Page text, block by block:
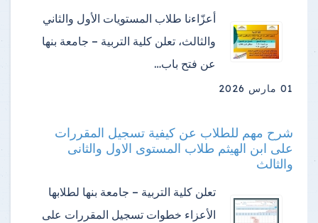
أعزّاءنا طلاب المستويات الأول والثاني
والثالث، تعلن كلية التربية – جامعة بنها
عن فتح باب…
01 مارس 2026
شرح مهم للطلاب عن كيفية تسجيل المقررات
على ابن الهيثم طلاب المستوى الاول والثانى
والثالث
تعلن كلية التربية – جامعة بنها لطلابها
الأعزاء خطوات تسجيل المقررات على